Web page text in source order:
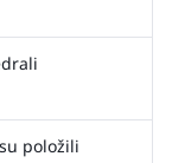
položili